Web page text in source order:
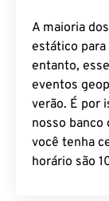
A maioria
estático
entanto,
eventos
verão. É por
nosso banco
você tenha
horário são